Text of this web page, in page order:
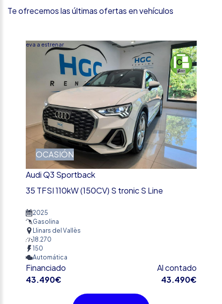
Te ofrecemos las últimas ofertas en vehículos
OCASIÓN
Nueva a estrenar
Audi Q3 Sportback
35 TFSI 110kW (150CV) S tronic S Line
2025
Gasolina
Llinars del Vallès
18.270
150
Automática
Financiado
43.490€
Al contado
43.490€